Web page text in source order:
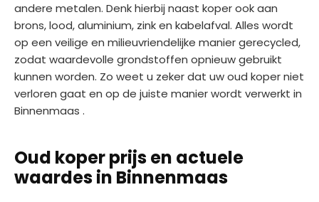
andere metalen. Denk hierbij naast koper ook aan
brons, lood, aluminium, zink en kabelafval. Alles wordt
op een veilige en milieuvriendelijke manier gerecycled,
zodat waardevolle grondstoffen opnieuw gebruikt
kunnen worden. Zo weet u zeker dat uw oud koper niet
verloren gaat en op de juiste manier wordt verwerkt in
Binnenmaas .
Oud koper prijs en actuele
waardes in Binnenmaas